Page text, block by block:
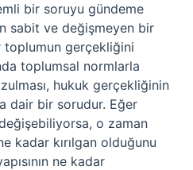
bir soruyu gündeme
sabit ve değişmeyen bir
gerçekliğini
toplumsal normlarla
hukuk gerçekliğinin
dair bir sorudur. Eğer
o zaman
kadar kırılgan olduğunu
ne kadar